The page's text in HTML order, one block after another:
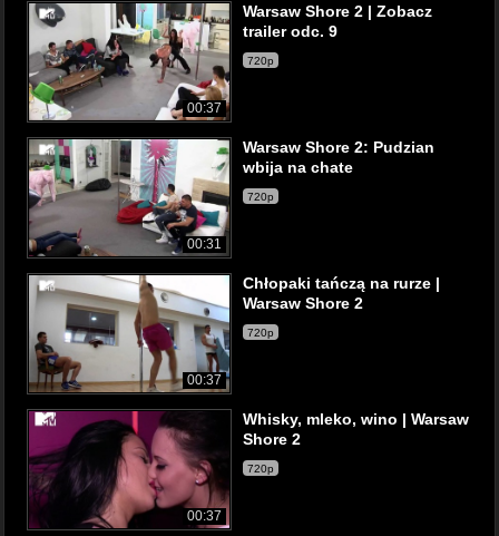
00:37
Warsaw Shore 2 | Zobacz
trailer odc. 9
720p
00:31
Warsaw Shore 2: Pudzian
wbija na chate
720p
00:37
Chłopaki tańczą na rurze |
Warsaw Shore 2
720p
00:37
Whisky, mleko, wino | Warsaw
Shore 2
720p